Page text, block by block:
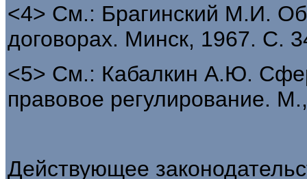
<4> См.: Брагинский М.И.
договорах. Минск, 1967. С.
<5> См.: Кабалкин А.Ю.
правовое регулирование.
Действующее